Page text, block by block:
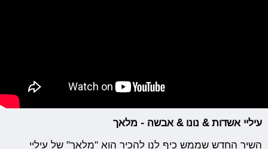
עיליי אשדות & נונו & אבשה - מלאך
השיר החדש שממש כיף לנו להכיר הוא "מלאך" של עיליי